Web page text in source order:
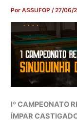
PorASSUFOP/27/06/
Iº CAMPEONATO
ÍMPAR